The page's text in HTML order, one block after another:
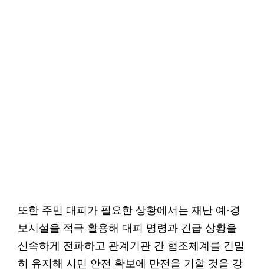
또한 주민 대피가 필요한 상황에서는 재난 예·경
보시설을 적극 활용해 대피 명령과 긴급 상황을
신속하게 전파하고 관계기관 간 협조체계를 긴밀
히 유지해 시민 안전 확보에 만전을 기할 것을 강